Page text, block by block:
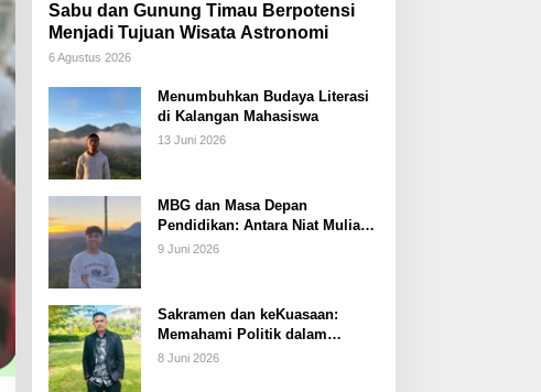
Sabu dan Gunung Timau Berpotensi
Menjadi Tujuan Wisata Astronomi
6 Agustus 2026
Menumbuhkan Budaya Literasi
di Kalangan Mahasiswa
13 Juni 2026
MBG dan Masa Depan
Pendidikan: Antara Niat Mulia
dan Tata Kelola yang Lemah
9 Juni 2026
Sakramen dan keKuasaan:
Memahami Politik dalam
Perspektif Sakramentologi
8 Juni 2026